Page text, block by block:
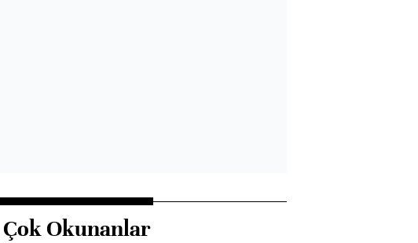
Çok Okunanlar